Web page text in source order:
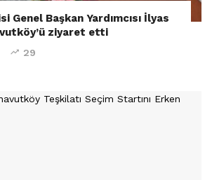
Genel Başkan Yardımcısı İlyas
ziyaret etti
29